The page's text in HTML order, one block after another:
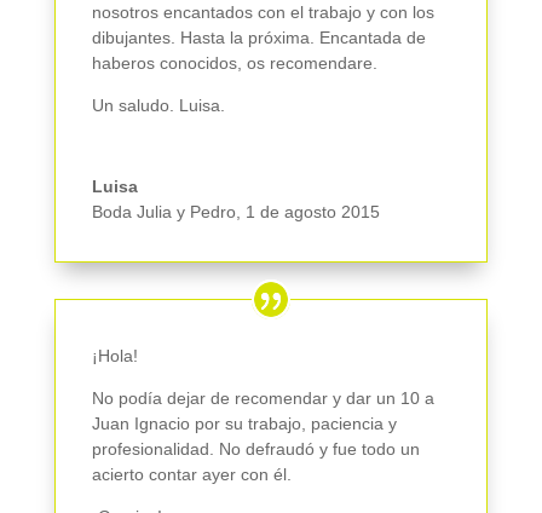
nosotros encantados con el trabajo y con los
dibujantes. Hasta la próxima. Encantada de
haberos conocidos, os recomendare.
Un saludo. Luisa.
Luisa
Boda Julia y Pedro, 1 de agosto 2015
¡Hola!
No podía dejar de recomendar y dar un 10 a
Juan Ignacio por su trabajo, paciencia y
profesionalidad. No defraudó y fue todo un
acierto contar ayer con él.